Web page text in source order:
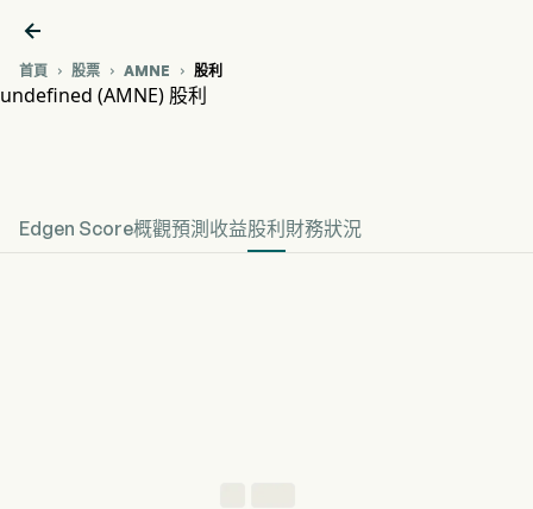

首頁  股票  AMNE  股利
undefined (AMNE) 股利
Edgen Score概觀預測 收益股利 財務狀況